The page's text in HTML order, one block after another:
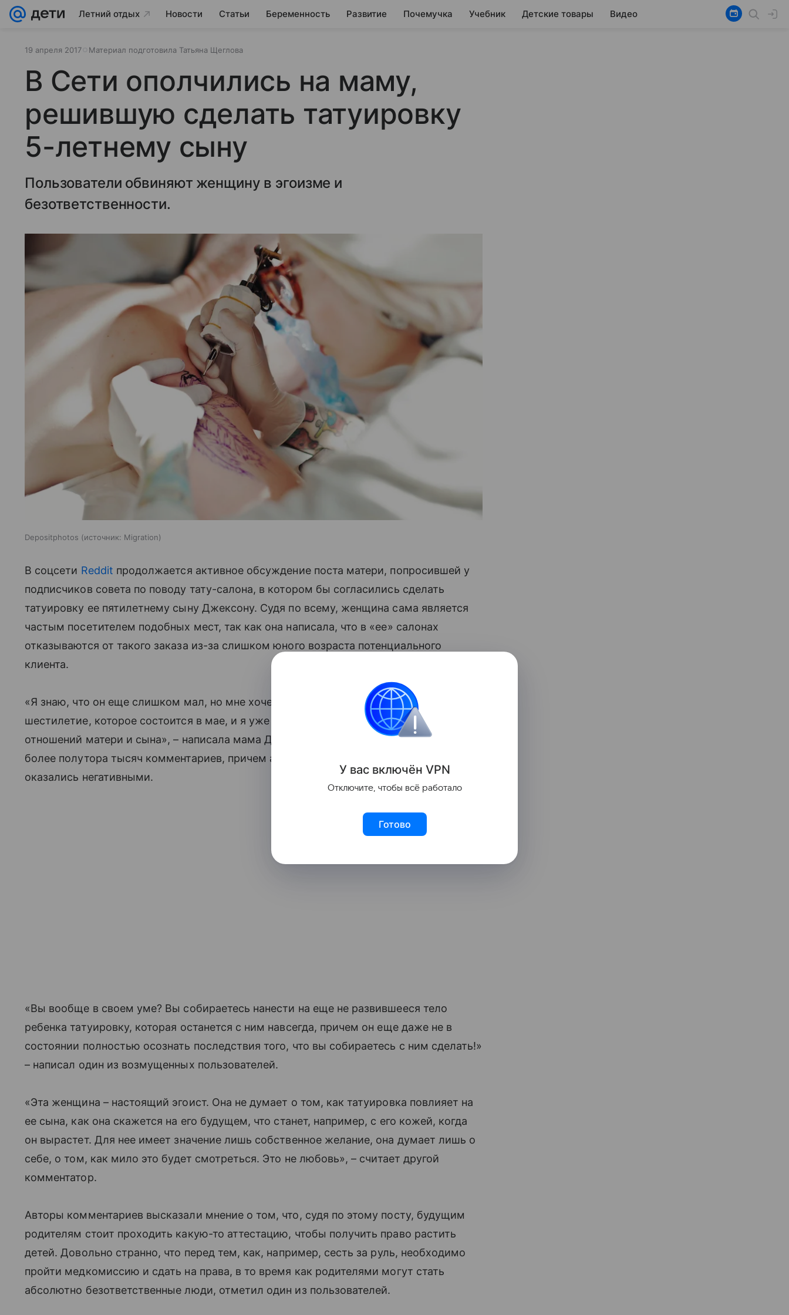
Летний отдых Новости Статьи Беременность Развитие Почемучка Учебник Детские товары Видео
19 апреля 2017 Материал подготовила Татьяна Щеглова
В Сети ополчились на маму,
решившую сделать татуировку
5-летнему сыну
Пользователи обвиняют женщину в эгоизме и
безответственности.
Depositphotos источник: Migration
В соцсети Reddit продолжается активное обсуждение поста матери, попросившей у
подписчиков совета по поводу тату-салона, в котором бы согласились сделать
татуировку ее пятилетнему сыну Джексону. Судя по всему, женщина сама является
частым посетителем подобных мест, так как она написала, что в «ее» салонах
отказываются от такого заказа из-за слишком юного возраста потенциального
клиента.
«Я знаю, что он еще слишком мал, но мне хочется сделать ему подарок на
шестилетие, которое состоится в мае, и я уже нашла очень милые картинки на тему
отношений матери и сына», – написала мама Джексона. Ее пост за сутки собрал
более полутора тысяч комментариев, причем абсолютное большинство из них
оказались негативными.
«Вы вообще в своем уме? Вы собираетесь нанести на еще не развившееся тело
ребенка татуировку, которая останется с ним навсегда, причем он еще даже не в
состоянии полностью осознать последствия того, что вы собираетесь с ним сделать!»
– написал один из возмущенных пользователей.
«Эта женщина – настоящий эгоист. Она не думает о том, как татуировка повлияет на
ее сына, как она скажется на его будущем, что станет, например, с его кожей, когда
он вырастет. Для нее имеет значение лишь собственное желание, она думает лишь о
себе, о том, как мило это будет смотреться. Это не любовь», – считает другой
комментатор.
Авторы комментариев высказали мнение о том, что, судя по этому посту, будущим
родителям стоит проходить какую-то аттестацию, чтобы получить право растить
детей. Довольно странно, что перед тем, как, например, сесть за руль, необходимо
пройти медкомиссию и сдать на права, в то время как родителями могут стать
абсолютно безответственные люди, отметил один из пользователей.
У вас включён VPN
Отключите, чтобы всё работало
Готово